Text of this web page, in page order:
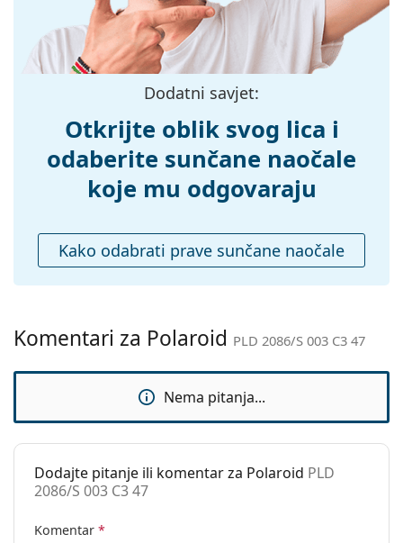
možete pronaći više stilova omiljenih marki.
Širina mosta:
23 mm
Težina:
45 g
Ne
Kutijica:
Ne
Da
Ostalo
Spol:
Unisex
Kategorija:
Sunčane naočale
Upotreba:
Moda
Da
Dodatni savjet:
Otkrijte oblik svog lica i
odaberite sunčane naočale
koje mu odgovaraju
Kako odabrati prave sunčane naočale
Komentari za Polaroid PLD 2086/S 003 C3 47
Nema pitanja...
Dodajte pitanje ili komentar za Polaroid PLD
2086/S 003 C3 47
Komentar *